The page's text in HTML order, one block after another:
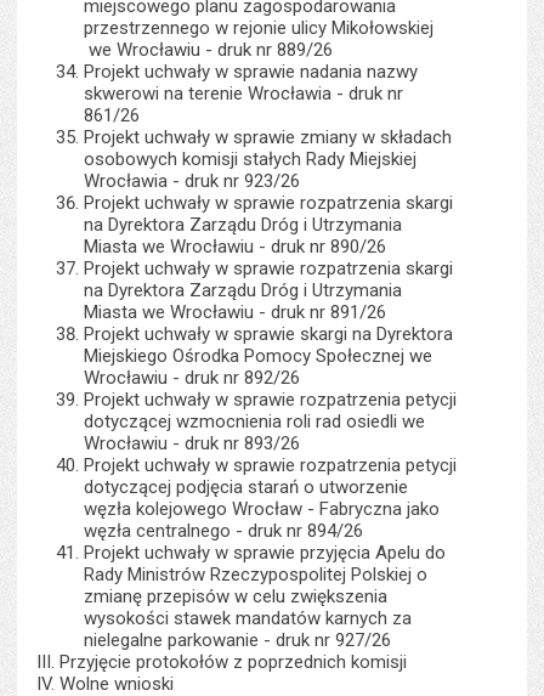
miejscowego planu zagospodarowania
przestrzennego w rejonie ulicy Mikołowskiej
we Wrocławiu - druk nr 889/26
Projekt uchwały w sprawie nadania nazwy
skwerowi na terenie Wrocławia - druk nr
861/26
Projekt uchwały w sprawie zmiany w składach
osobowych komisji stałych Rady Miejskiej
Wrocławia - druk nr 923/26
Projekt uchwały w sprawie rozpatrzenia skargi
na Dyrektora Zarządu Dróg i Utrzymania
Miasta we Wrocławiu - druk nr 890/26
Projekt uchwały w sprawie rozpatrzenia skargi
na Dyrektora Zarządu Dróg i Utrzymania
Miasta we Wrocławiu - druk nr 891/26
Projekt uchwały w sprawie skargi na Dyrektora
Miejskiego Ośrodka Pomocy Społecznej we
Wrocławiu - druk nr 892/26
Projekt uchwały w sprawie rozpatrzenia petycji
dotyczącej wzmocnienia roli rad osiedli we
Wrocławiu - druk nr 893/26
Projekt uchwały w sprawie rozpatrzenia petycji
dotyczącej podjęcia starań o utworzenie
węzła kolejowego Wrocław - Fabryczna jako
węzła centralnego - druk nr 894/26
Projekt uchwały w sprawie przyjęcia Apelu do
Rady Ministrów Rzeczypospolitej Polskiej o
zmianę przepisów w celu zwiększenia
wysokości stawek mandatów karnych za
nielegalne parkowanie - druk nr 927/26
Przyjęcie protokołów z poprzednich komisji
Wolne wnioski